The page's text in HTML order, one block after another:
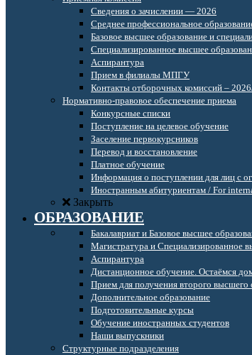
Сведения о зачислении — 2026
Среднее профессиональное
Базовое высшее образование и
Специализированное высшее
Аспирантура
Прием в филиалы МПГУ
Контакты отборочных комиссий –
Нормативно-правовое обеспечение приема
Конкурсные списки
Поступление на целевое обучение
Заселение первокурсников
Перевод и восстановление
Платное обучение
Информация о поступлении для лиц с
Иностранным абитуриентам / For
Закрыть
ОБРАЗОВАНИЕ
Бакалавриат и Базовое высшее
Магистратура и Специализированное
Аспирантура
Дистанционное обучение. Остаёмся
Прием для получения второго высшего
Дополнительное образование
Подготовительные курсы
Обучение иностранных студентов
Наши выпускники
Структурные подразделения